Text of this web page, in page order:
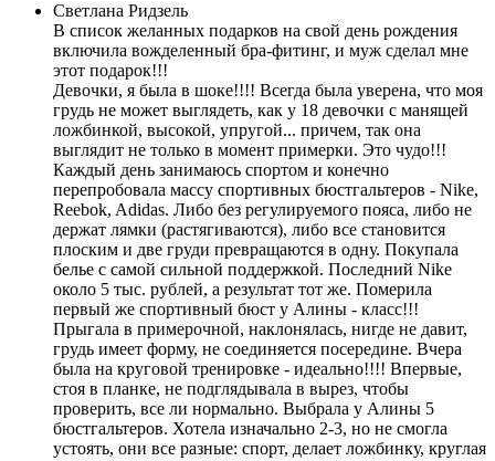
Светлана Ридзель
В список желанных подарков на свой день рождения
включила вожделенный бра-фитинг, и муж сделал мне
этот подарок!!!
Девочки, я была в шоке!!!! Всегда была уверена, что моя
грудь не может выглядеть, как у 18 девочки с манящей
ложбинкой, высокой, упругой... причем, так она
выглядит не только в момент примерки. Это чудо!!!
Каждый день занимаюсь спортом и конечно
перепробовала массу спортивных бюстгальтеров - Nike,
Reebok, Adidas. Либо без регулируемого пояса, либо не
держат лямки (растягиваются), либо все становится
плоским и две груди превращаются в одну. Покупала
белье с самой сильной поддержкой. Последний Nike
около 5 тыс. рублей, а результат тот же. Померила
первый же спортивный бюст у Алины - класс!!!
Прыгала в примерочной, наклонялась, нигде не давит,
грудь имеет форму, не соединяется посередине. Вчера
была на круговой тренировке - идеально!!!! Впервые,
стоя в планке, не подглядывала в вырез, чтобы
проверить, все ли нормально. Выбрала у Алины 5
бюстгальтеров. Хотела изначально 2-3, но не смогла
устоять, они все разные: спорт, делает ложбинку, круглая